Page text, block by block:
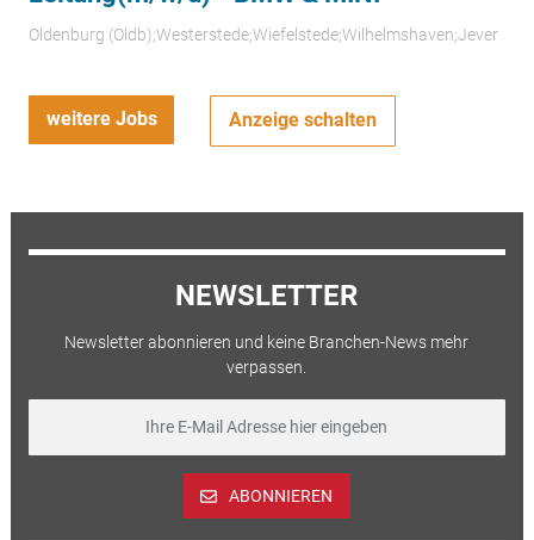
Oldenburg (Oldb);Westerstede;Wiefelstede;Wilhelmshaven;Jever
weitere Jobs Anzeige schalten
NEWSLETTER
Newsletter abonnieren und keine Branchen-News mehr
verpassen.
ABONNIEREN